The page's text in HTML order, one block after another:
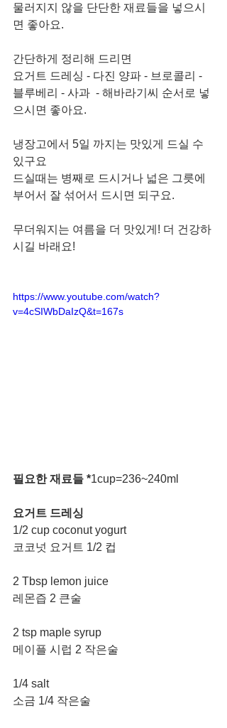
물러지지 않을 단단한 재료들을 넣으시
면 좋아요.
간단하게 정리해 드리면
요거트 드레싱 - 다진 양파 - 브로콜리 -
블루베리 - 사과  - 해바라기씨 순서로 넣
으시면 좋아요.
냉장고에서 5일 까지는 맛있게 드실 수
있구요
드실때는 병째로 드시거나 넓은 그릇에
부어서 잘 섞어서 드시면 되구요.
무더워지는 여름을 더 맛있게! 더 건강하
시길 바래요!
https://www.youtube.com/watch?
v=4cSIWbDaIzQ&t=167s
필요한 재료들 *1cup=236~240ml
요거트 드레싱
1/2 cup coconut yogurt
코코넛 요거트 1/2 컵
2 Tbsp lemon juice
레몬즙 2 큰술
2 tsp maple syrup
메이플 시럽 2 작은술
1/4 salt
소금 1/4 작은술